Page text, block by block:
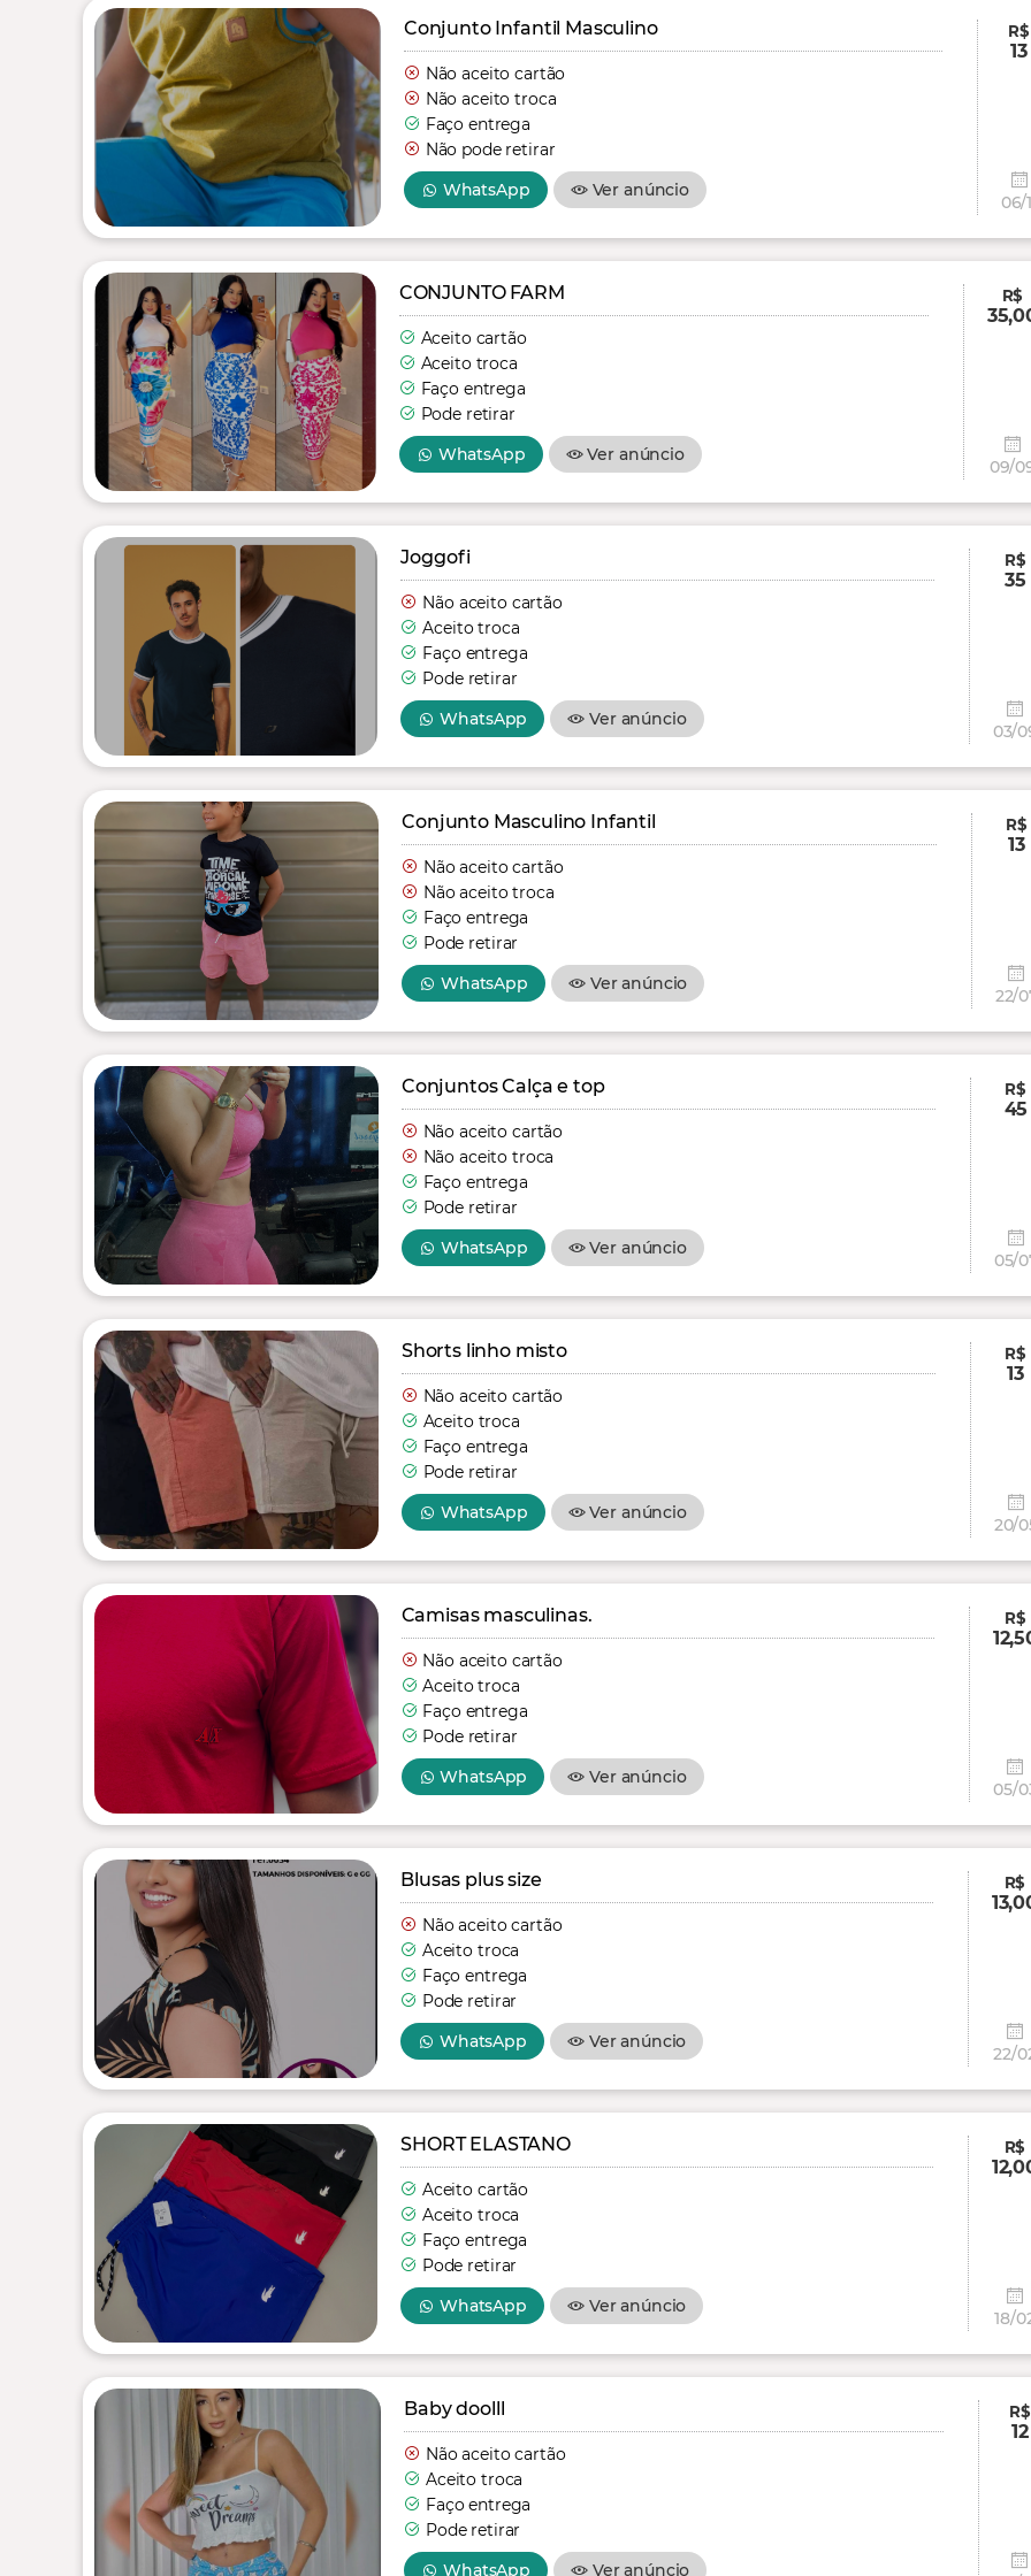
Conjunto Infantil Masculino
Não aceito cartão
Não aceito troca
Faço entrega
Não pode retirar
WhatsApp
Ver anúncio
R$
13
06/
CONJUNTO FARM
Aceito cartão
Aceito troca
Faço entrega
Pode retirar
WhatsApp
Ver anúncio
R$
09/
Joggofi
Não aceito cartão
Aceito troca
Faço entrega
Pode retirar
WhatsApp
Ver anúncio
R$
35
03/
Conjunto Masculino Infantil
Não aceito cartão
Não aceito troca
Faço entrega
Pode retirar
WhatsApp
Ver anúncio
R$
13
22/
Conjuntos Calça e top
Não aceito cartão
Não aceito troca
Faço entrega
Pode retirar
WhatsApp
Ver anúncio
R$
45
05/
Shorts linho misto
Não aceito cartão
Aceito troca
Faço entrega
Pode retirar
WhatsApp
Ver anúncio
R$
13
20/
Camisas masculinas.
Não aceito cartão
Aceito troca
Faço entrega
Pode retirar
WhatsApp
Ver anúncio
R$
05/
Blusas plus size
Não aceito cartão
Aceito troca
Faço entrega
Pode retirar
WhatsApp
Ver anúncio
R$
22/
SHORT ELASTANO
Aceito cartão
Aceito troca
Faço entrega
Pode retirar
WhatsApp
Ver anúncio
R$
18/
Baby doolll
Não aceito cartão
Aceito troca
Faço entrega
Pode retirar
WhatsApp
Ver anúncio
R$
12